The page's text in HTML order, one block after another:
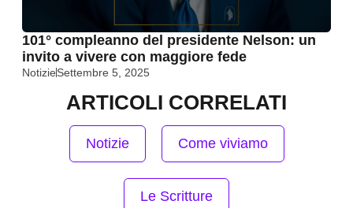
101° compleanno del presidente Nelson: un
invito a vivere con maggiore fede
NotizieSettembre 5, 2025
ARTICOLI CORRELATI
Notizie Come viviamo
Le Scritture